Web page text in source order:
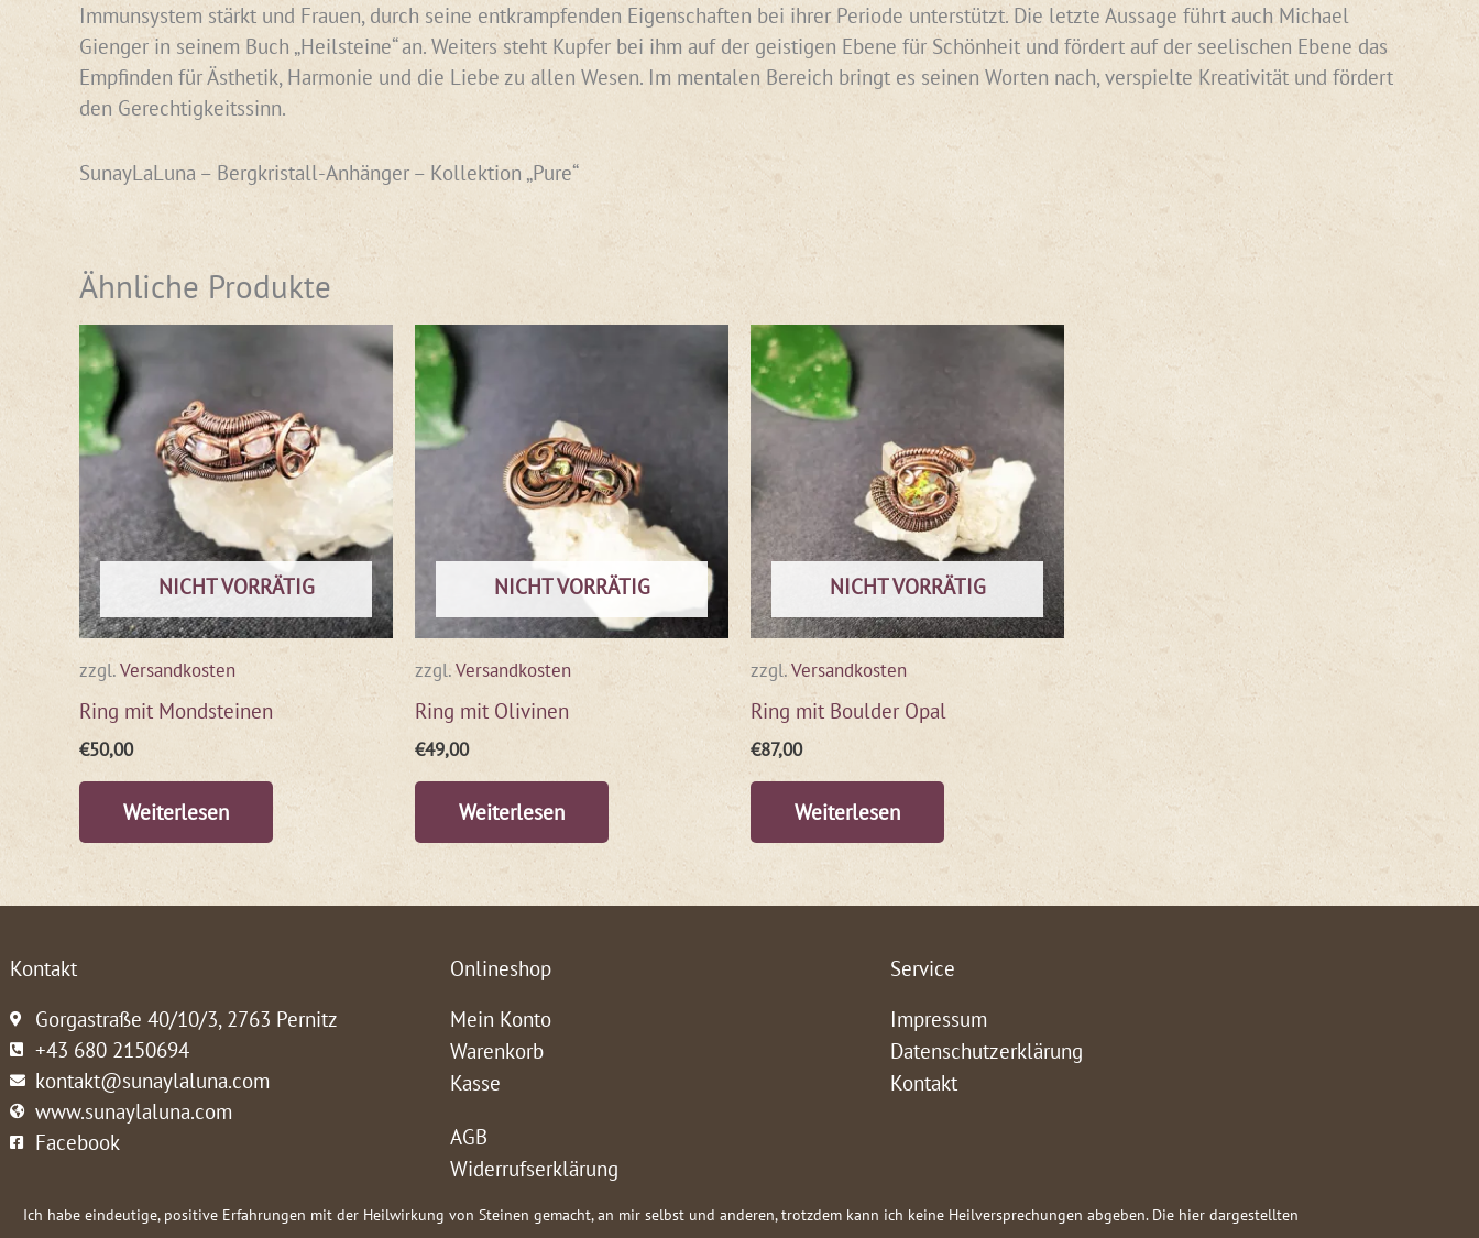
Immunsystem stärkt und Frauen, durch seine entkrampfenden Eigenschaften bei ihrer Periode unterstützt. Die letzte Aussage führt auch Michael
Gienger in seinem Buch „Heilsteine“ an. Weiters steht Kupfer bei ihm auf der geistigen Ebene für Schönheit und fördert auf der seelischen Ebene das
Empfinden für Ästhetik, Harmonie und die Liebe zu allen Wesen. Im mentalen Bereich bringt es seinen Worten nach, verspielte Kreativität und fördert
den Gerechtigkeitssinn.
SunayLaLuna – Bergkristall-Anhänger – Kollektion „Pure“
Ähnliche Produkte
NICHT VORRÄTIG
zzgl.Versandkosten
Ring mit Mondsteinen
€50,00
Weiterlesen
NICHT VORRÄTIG
zzgl.Versandkosten
Ring mit Olivinen
€49,00
Weiterlesen
NICHT VORRÄTIG
zzgl.Versandkosten
Ring mit Boulder Opal
€87,00
Weiterlesen
Kontakt
Gorgastraße 40/10/3, 2763 Pernitz
+43 680 2150694
kontakt@sunaylaluna.com
www.sunaylaluna.com
Facebook
Onlineshop
Mein Konto
Warenkorb
Kasse
AGB
Widerrufserklärung
Service
Impressum
Datenschutzerklärung
Kontakt
Ich habe eindeutige, positive Erfahrungen mit der Heilwirkung von Steinen gemacht, an mir selbst und anderen, trotzdem kann ich keine Heilversprechungen abgeben. Die hier dargestellten